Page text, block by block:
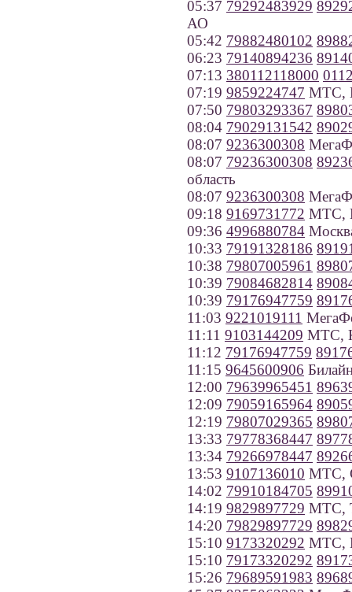
05:37 79292483929
АО
05:42 79882480102
06:23 79140894236
07:13 380112118000
07:19 9859224747 МТС,
07:50 79803293367
08:04 79029131542
08:07 9236300308
08:07 79236300308
область
08:07 9236300308
09:18 9169731772 МТС,
09:36 4996880784
10:33 79191328186
10:38 79807005961
10:39 79084682814
10:39 79176947759
11:03 9221019111
11:11 9103144209 МТС,
11:12 79176947759
11:15 9645600906
12:00 79639965451
12:09 79059165964
12:19 79807029365
13:33 79778368447
13:34 79266978447
13:53 9107136010 МТС,
14:02 79910184705
14:19 9829897729 МТС,
14:20 79829897729
15:10 9173320292 МТС,
15:10 79173320292
15:26 79689591983